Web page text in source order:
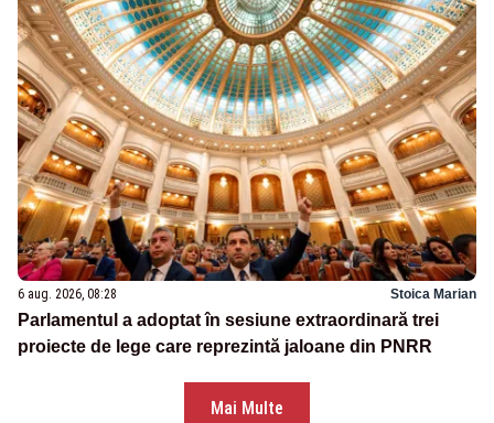
6 aug. 2026, 08:28 Stoica Marian
Parlamentul a adoptat în sesiune extraordinară trei
proiecte de lege care reprezintă jaloane din PNRR
Mai Multe